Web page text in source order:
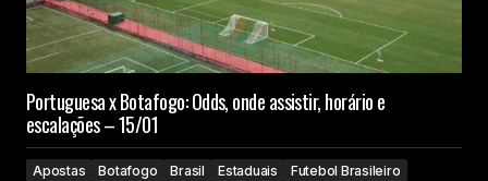
Portuguesa x Botafogo: Odds, onde assistir, horário e
escalações – 15/01
Apostas Botafogo Brasil Estaduais
Futebol Brasileiro